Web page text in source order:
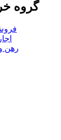
گروه
رهن و